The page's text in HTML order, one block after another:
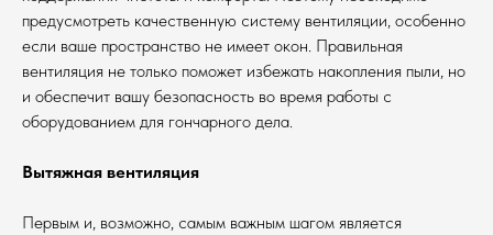
предусмотреть качественную систему вентиляции, особенно
если ваше пространство не имеет окон. Правильная
вентиляция не только поможет избежать накопления пыли, но
и обеспечит вашу безопасность во время работы с
оборудованием для гончарного дела.
Вытяжная вентиляция
Первым и, возможно, самым важным шагом является